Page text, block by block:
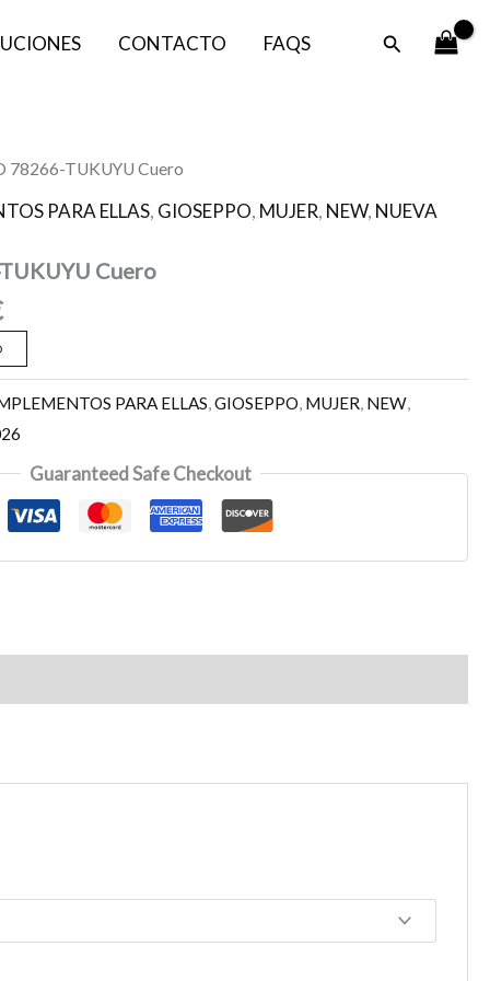
CONTACTO FAQS Buscar
78266-TUKUYU Cuero
PARA ELLAS, GIOSEPPO, MUJER, NEW, NUEVA
Cuero
El
precio
actual
es:
24,97 €.
PARA ELLAS,GIOSEPPO, MUJER, NEW,
Guaranteed Safe Checkout
era:
es: